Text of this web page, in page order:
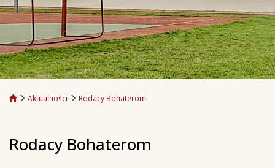
Aktualności Rodacy Bohaterom
Rodacy Bohaterom